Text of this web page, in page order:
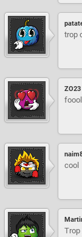
trop
ZO23
foool
cool
Trop